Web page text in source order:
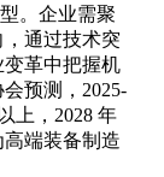
。企业需聚
通过技术突
革中把握机
预测，2025-
上，2028 年
端装备制造